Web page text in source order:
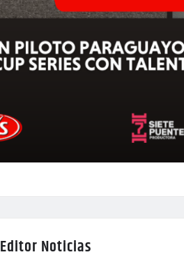
Editor Noticias